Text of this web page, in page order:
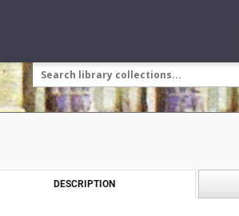
DESCRIPTION